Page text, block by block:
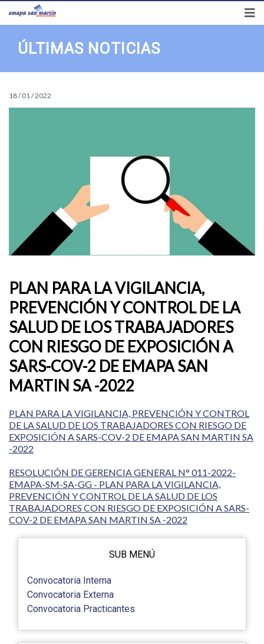
Síguenos en
ÚLTIMAS NOTICIAS
18 / 01 / 2022
PLAN PARA LA VIGILANCIA,
PREVENCIÓN Y CONTROL DE LA
SALUD DE LOS TRABAJADORES
CON RIESGO DE EXPOSICIÓN A
SARS-COV-2 DE EMAPA SAN
MARTIN SA -2022
PLAN PARA LA VIGILANCIA, PREVENCIÓN Y CONTROL
DE LA SALUD DE LOS TRABAJADORES CON RIESGO DE
EXPOSICIÓN A SARS-COV-2 DE EMAPA SAN MARTIN SA
-2022
RESOLUCIÓN DE GERENCIA GENERAL N° 011-2022-
EMAPA-SM-SA-GG - PLAN PARA LA VIGILANCIA,
PREVENCIÓN Y CONTROL DE LA SALUD DE LOS
TRABAJADORES CON RIESGO DE EXPOSICIÓN A SARS-
COV-2 DE EMAPA SAN MARTIN SA -2022
SUB MENÚ
Convocatoria Interna
Convocatoria Externa
Convocatoria Practicantes